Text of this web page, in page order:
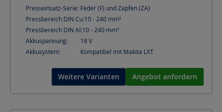
Presseinsatz-Serie: Feder (F) und Zapfen (ZA)
Pressbereich DIN Cu:10 - 240 mm²
Pressbereich DIN Al:10 - 240 mm²
Akkuspannung:
18V
Akkusystem:
Kompatibel mit Makita LXT
Weitere Varianten Angebot anfordern